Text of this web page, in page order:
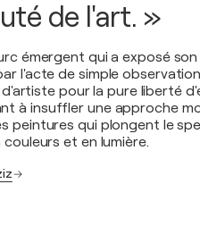
de l'art. »
émergent qui a exposé
l'acte de simple
pour la pure liberté
à insuffler une approche
peintures qui plongent le
et en lumière.